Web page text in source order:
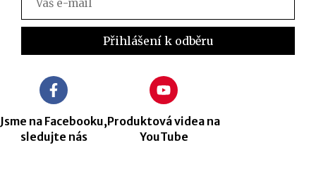
Jsme na Facebooku,
sledujte nás
Produktová videa na
YouTube